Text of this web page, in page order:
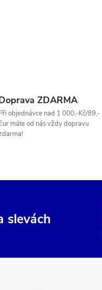
ZDARMA
objednávce nad 1 000,-Kč/89,-
máte od nás vždy dopravu
slevách